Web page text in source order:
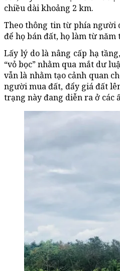
chiều dài khoảng 2 km.
Theo thông tin từ phía người
để họ bán đất, họ làm từ
Lấy lý do là nâng cấp hạ
“vỏ bọc” nhằm qua mắt dư
vẫn là nhằm tạo cảnh quan
người mua đất, đẩy giá đất
trạng này đang diễn ra ở các